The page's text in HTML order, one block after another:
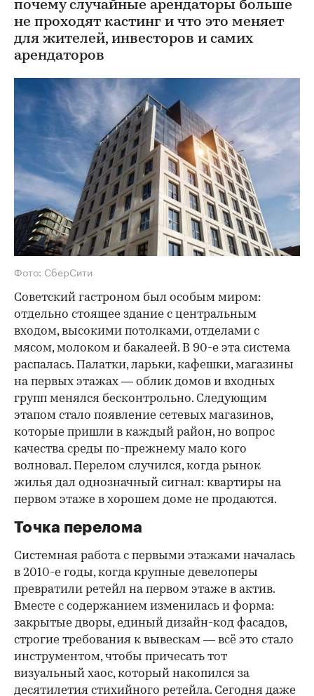
почему случайные арендаторы больше
не проходят кастинг и что это меняет
для жителей, инвесторов и самих
арендаторов
Фото: СберСити
Советский гастроном был особым миром:
отдельно стоящее здание с центральным
входом, высокими потолками, отделами с
мясом, молоком и бакалеей. В 90-е эта система
распалась. Палатки, ларьки, кафешки, магазины
на первых этажах — облик домов и входных
групп менялся бесконтрольно. Следующим
этапом стало появление сетевых магазинов,
которые пришли в каждый район, но вопрос
качества среды по-прежнему мало кого
волновал. Перелом случился, когда рынок
жилья дал однозначный сигнал: квартиры на
первом этаже в хорошем доме не продаются.
Точка перелома
Системная работа с первыми этажами началась
в 2010-е годы, когда крупные девелоперы
превратили ретейл на первом этаже в актив.
Вместе с содержанием изменилась и форма:
закрытые дворы, единый дизайн-код фасадов,
строгие требования к вывескам — всё это стало
инструментом, чтобы причесать тот
визуальный хаос, который накопился за
десятилетия стихийного ретейла. Сегодня даже